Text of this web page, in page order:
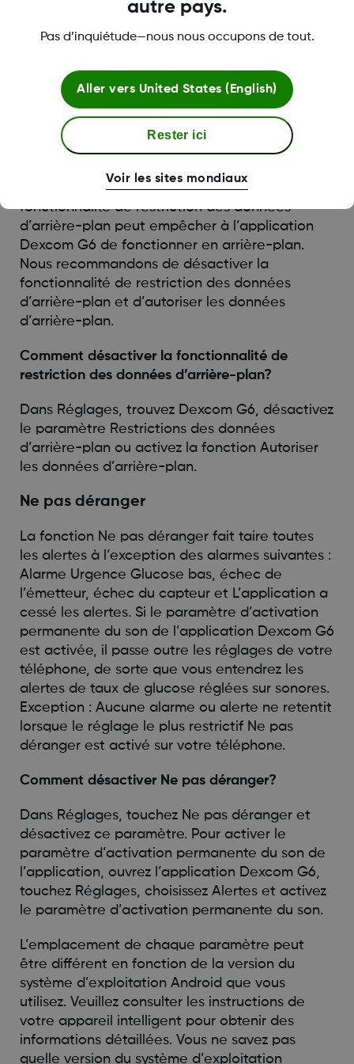
Dans Réglages, trouvez Dexcom G6 et
batterie.
Restriction des données d’arrière-plan
La fonctionnalité de restriction des données
d’arrière-plan peut empêcher à l’application
Dexcom G6 de fonctionner en arrière-plan. La
fonctionnalité de restriction des données
d’arrière-plan peut empêcher à l’application
Dexcom G6 de fonctionner en arrière-plan.
Nous recommandons de désactiver la
fonctionnalité de restriction des données
d’arrière-plan et d’autoriser les données
d’arrière-plan.
Comment désactiver la fonctionnalité de
restriction des données d’arrière-plan?
Dans Réglages, trouvez Dexcom G6, désactivez
le paramètre Restrictions des données
d’arrière-plan ou activez la fonction Autoriser
les données d’arrière-plan.
Ne pas déranger
La fonction Ne pas déranger fait taire toutes
les alertes à l’exception des alarmes suivantes :
Alarme Urgence Glucose bas, échec de
l’émetteur, échec du capteur et L’application a
cessé les alertes. Si le paramètre d’activation
permanente du son de l’application Dexcom G6
est activée, il passe outre les réglages de votre
téléphone, de sorte que vous entendrez les
alertes de taux de glucose réglées sur sonores.
Exception : Aucune alarme ou alerte ne retentit
lorsque le réglage le plus restrictif Ne pas
déranger est activé sur votre téléphone.
Comment désactiver Ne pas déranger?
Dans Réglages, touchez Ne pas déranger et
désactivez ce paramètre. Pour activer le
paramètre d’activation permanente du son de
l’application, ouvrez l’application Dexcom G6,
touchez Réglages, choisissez Alertes et activez
le paramètre d’activation permanente du son.
L’emplacement de chaque paramètre peut
être différent en fonction de la version du
système d’exploitation Android que vous
utilisez. Veuillez consulter les instructions de
votre appareil intelligent pour obtenir des
informations détaillées. Vous ne savez pas
quelle version du système d’exploitation
autre pays.
Pas d’inquiétude—nous nous occupons de tout.
Aller vers United States (English)
Rester ici
Voir les sites mondiaux